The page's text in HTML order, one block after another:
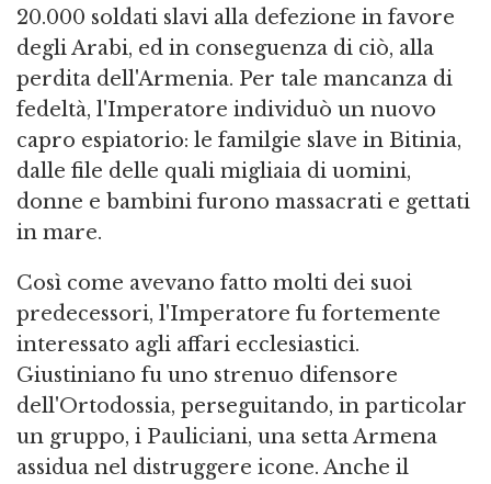
20.000 soldati slavi alla defezione in favore
degli Arabi, ed in conseguenza di ciò, alla
perdita dell'Armenia. Per tale mancanza di
fedeltà, l'Imperatore individuò un nuovo
capro espiatorio: le familgie slave in Bitinia,
dalle file delle quali migliaia di uomini,
donne e bambini furono massacrati e gettati
in mare.
Così come avevano fatto molti dei suoi
predecessori, l'Imperatore fu fortemente
interessato agli affari ecclesiastici.
Giustiniano fu uno strenuo difensore
dell'Ortodossia, perseguitando, in particolar
un gruppo, i Pauliciani, una setta Armena
assidua nel distruggere icone. Anche il